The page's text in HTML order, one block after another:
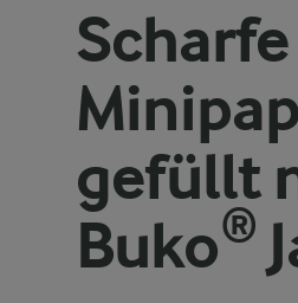
Scharfe
gefüllt
Buko®